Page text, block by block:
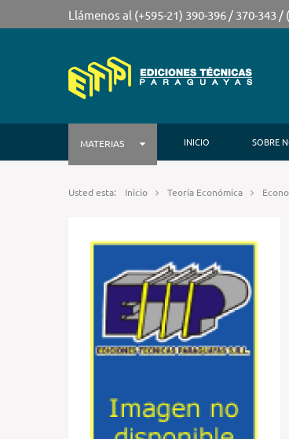
Llámenos al (+595-21) 390-396 / 370-343 /
MATERIAS INICIO SOBRE
Usted esta: Inicio Teoría Económica